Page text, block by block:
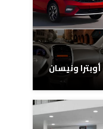
ونيسان